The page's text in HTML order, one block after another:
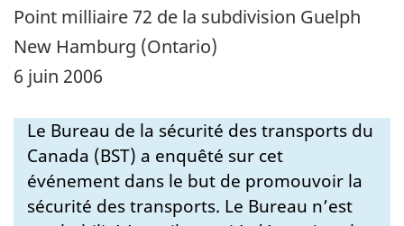
Point milliaire 72 de la subdivision Guelph
New Hamburg (Ontario)
6 juin 2006
Le Bureau de la sécurité des transports du
Canada (BST) a enquêté sur cet
événement dans le but de promouvoir la
sécurité des transports. Le Bureau n’est